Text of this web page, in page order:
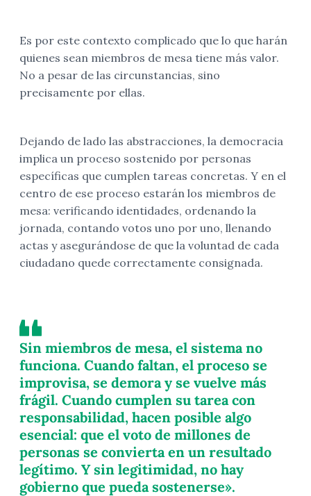
Es por este contexto complicado que lo que harán
quienes sean miembros de mesa tiene más valor.
No a pesar de las circunstancias, sino
precisamente por ellas.
Dejando de lado las abstracciones, la democracia
implica un proceso sostenido por personas
específicas que cumplen tareas concretas. Y en el
centro de ese proceso estarán los miembros de
mesa: verificando identidades, ordenando la
jornada, contando votos uno por uno, llenando
actas y asegurándose de que la voluntad de cada
ciudadano quede correctamente consignada.
Sin miembros de mesa, el sistema no
funciona. Cuando faltan, el proceso se
improvisa, se demora y se vuelve más
frágil. Cuando cumplen su tarea con
responsabilidad, hacen posible algo
esencial: que el voto de millones de
personas se convierta en un resultado
legítimo. Y sin legitimidad, no hay
gobierno que pueda sostenerse».